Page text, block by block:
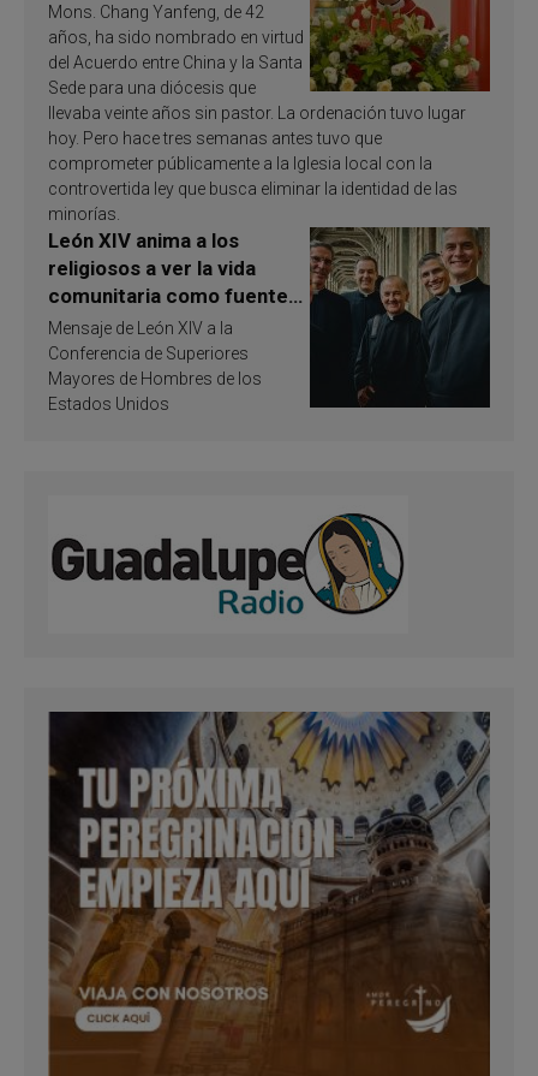
Mons. Chang Yanfeng, de 42
años, ha sido nombrado en virtud
del Acuerdo entre China y la Santa
Sede para una diócesis que
llevaba veinte años sin pastor. La ordenación tuvo lugar
hoy. Pero hace tres semanas antes tuvo que
comprometer públicamente a la Iglesia local con la
controvertida ley que busca eliminar la identidad de las
minorías.
León XIV anima a los
religiosos a ver la vida
comunitaria como fuente
de inspiración y
santificación
Mensaje de León XIV a la
Conferencia de Superiores
Mayores de Hombres de los
Estados Unidos